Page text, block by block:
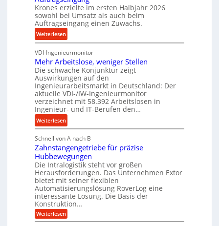
z
e
s
s
r
i
e
b
u
n
d
H
y
d
r
a
u
l
i
m
V
e
r
g
l
e
i
s
e
u
n
d
l
a
n
g
l
e
b
i
g
e
K
u
g
e
l
g
e
w
Krones erzielte im ersten Halbjahr 2026
sowohl bei Umsatz als auch beim
Auftragseingang einen Zuwachs.
Weiterlesen:
K
r
o
n
e
s
s
t
e
i
g
e
r
t
U
m
s
a
t
z
VDI-Ingenieurmonitor
Mehr Arbeitslose, weniger Stellen
Die schwache Konjunktur zeigt
Auswirkungen auf den
Ingenieurarbeitsmarkt in Deutschland: Der
aktuelle VDI-/IW-Ingenieurmonitor
verzeichnet mit 58.392 Arbeitslosen in
Ingenieur- und IT-Berufen den…
Weiterlesen:
M
e
h
r
A
r
b
e
i
t
s
Schnell von A nach B
Zahnstangengetriebe für präzise
Hubbewegungen
Die Intralogistik steht vor großen
Herausforderungen. Das Unternehmen Extor
bietet mit seiner flexiblen
Automatisierungslösung RoverLog eine
interessante Lösung. Die Basis der
Konstruktion…
Weiterlesen:
Z